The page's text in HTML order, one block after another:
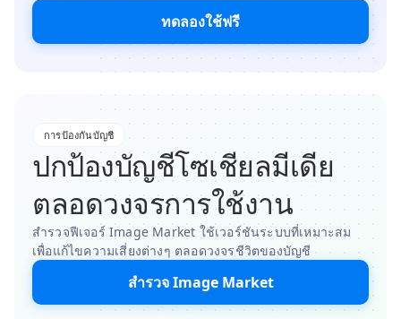
ทดลองใช้ฟรี
การป้องกันบัญชี
ปกป้องบัญชีโซเชียลมีเดีย
ตลอดวงจรการใช้งาน
สำรวจฟีเจอร์ Image Market ใช้เวอร์ชันระบบที่เหมาะสม
เพื่อแก้ไขความเสี่ยงต่างๆ ตลอดวงจรชีวิตของบัญชี
สำรวจ Image Market